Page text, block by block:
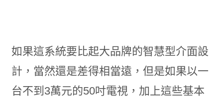
如果這系統要比起大品牌的智慧型介面設
計，當然還是差得相當遠，但是如果以一
台不到3萬元的50吋電視，加上這些基本